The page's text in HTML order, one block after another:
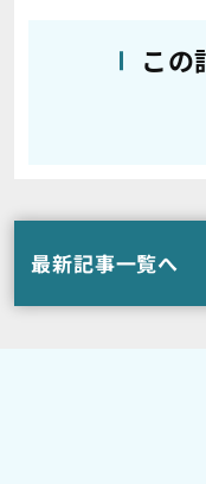
この
最新記事一覧へ